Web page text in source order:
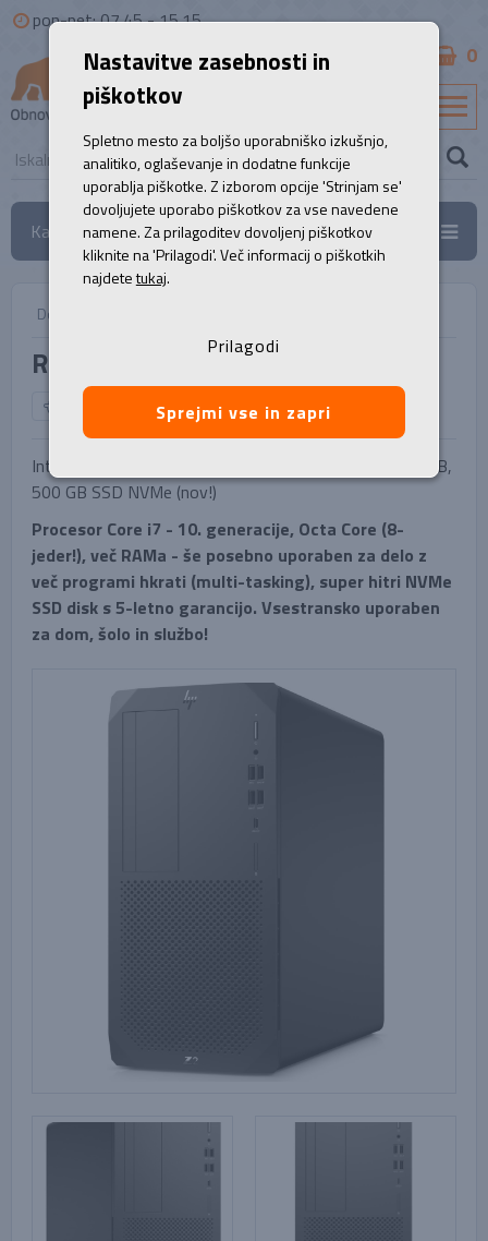
pon-pet: 07.45 - 15.15
0
Kategorije
Domov
Računalnik, HP Z2 G5
NAZAJ NA IZBOR
Intel Octa Core i7-10700 (2.90 GHz do 4.80 GHz), 16 GB,
500 GB SSD NVMe (nov!)
Procesor Core i7 - 10. generacije, Octa Core (8-
jeder!), več RAMa - še posebno uporaben za delo z
več programi hkrati (multi-tasking), super hitri NVMe
SSD disk s 5-letno garancijo. Vsestransko uporaben
za dom, šolo in službo!
Nastavitve zasebnosti in
piškotkov
Spletno mesto za boljšo uporabniško izkušnjo,
analitiko, oglaševanje in dodatne funkcije
uporablja piškotke. Z izborom opcije 'Strinjam se'
dovoljujete uporabo piškotkov za vse navedene
namene. Za prilagoditev dovoljenj piškotkov
kliknite na 'Prilagodi'. Več informacij o piškotkih
najdetetukaj.
Prilagodi
Sprejmi vse in zapri